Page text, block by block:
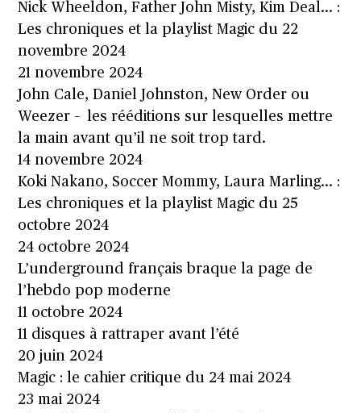
Nick Wheeldon, Father John Misty, Kim Deal… :
Les chroniques et la playlist Magic du 22
novembre 2024
21 novembre 2024
John Cale, Daniel Johnston, New Order ou
Weezer – les rééditions sur lesquelles mettre
la main avant qu’il ne soit trop tard.
14 novembre 2024
Koki Nakano, Soccer Mommy, Laura Marling… :
Les chroniques et la playlist Magic du 25
octobre 2024
24 octobre 2024
L’underground français braque la page de
l’hebdo pop moderne
11 octobre 2024
11 disques à rattraper avant l’été
20 juin 2024
Magic : le cahier critique du 24 mai 2024
23 mai 2024